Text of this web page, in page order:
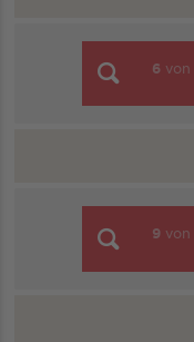
6 von
9 von